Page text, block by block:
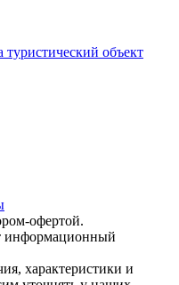
объект
офертой.
информационный
характеристики и